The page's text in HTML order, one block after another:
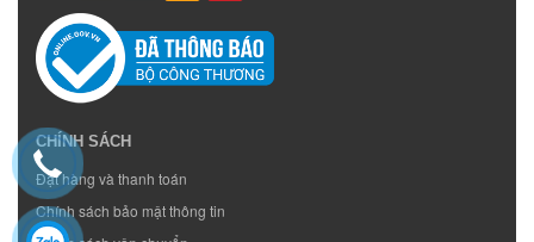
CHÍNH SÁCH
Đặt hàng và thanh toán
Chính sách bảo mật thông tin